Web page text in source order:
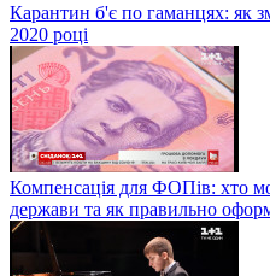
Карантин б'є по гаманцях: як
2020 році
Компенсація для ФОПів: хто
держави та як правильно